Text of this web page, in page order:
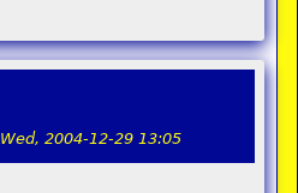
Wed, 2004-12-29 13:05